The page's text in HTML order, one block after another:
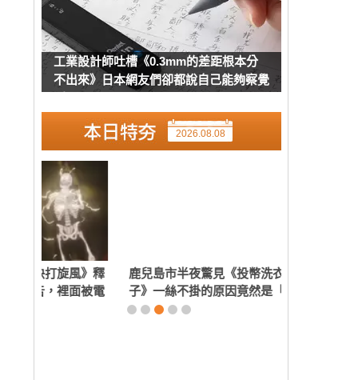
工業設計師吐槽《0.3mm的差距根本分
不出來》日本網友們卻都說自己能夠察覺
2026.08.08